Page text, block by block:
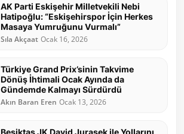
AK Parti Eskişehir Milletvekili Nebi
Hatipoğlu: “Eskişehirspor İçin Herkes
Masaya Yumruğunu Vurmalı”
Sıla Akçaat Ocak 16, 2026
Türkiye Grand Prix’sinin Takvime
Dönüş İhtimali Ocak Ayında da
Gündemde Kalmayı Sürdürdü
Akın Baran Eren Ocak 13, 2026
Beşiktaş JK David Jurasek ile Yollarını